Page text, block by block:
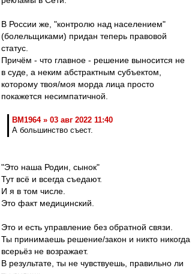
В России же, "контролю над населением"
(болельщиками) придан теперь правовой
статус.
Причём - что главное - решение выносится не
в суде, а неким абстрактным субъектом,
которому твоя/моя морда лица просто
покажется несимпатичной.
BM1964 » 03 авг 2022 11:40
А большинство съест.
"Это наша Родин, сынок"
Тут всё и всегда съедают.
И я в том числе.
Это факт медицинский.
Это и есть управление без обратной связи.
Ты принимаешь решение/закон и никто никогда
всерьёз не возражает.
В результате, ты не чувствуешь, правильно ли